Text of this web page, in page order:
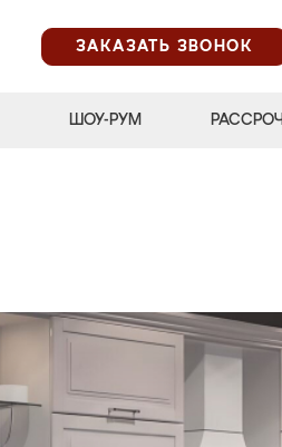
ЗАКАЗАТЬ ЗВОНОК
ШОУ-РУМ